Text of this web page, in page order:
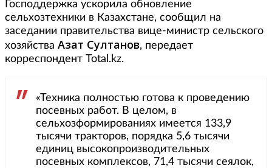
Господдержка ускорила обновление
сельхозтехники в Казахстане, сообщил на
заседании правительства вице-министр сельского
хозяйства Азат Султанов, передает
корреспондент Total.kz.
«Техника полностью готова к проведению
посевных работ. В целом, в
сельхозформированиях имеется 133,9
тысячи тракторов, порядка 5,6 тысячи
единиц высокопроизводительных
посевных комплексов, 71,4 тысячи сеялок,